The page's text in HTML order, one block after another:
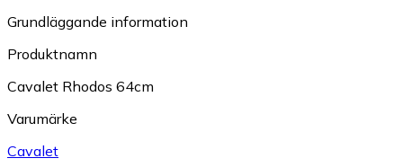
Grundläggande information
Produktnamn
Cavalet Rhodos 64cm
Varumärke
Cavalet